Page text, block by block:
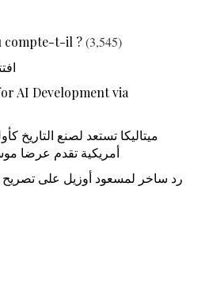
compte-t-il ?(3,545)
AI Development via
ميتاليكا تستعد لصنع التاريخ
أمريكية تقدم عرضا
رد ساخر لمسعود أوزيل على